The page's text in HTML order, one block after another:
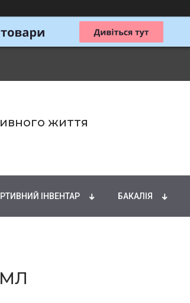
життя
ІНВЕНТАР БАКАЛІЯ
МЛ